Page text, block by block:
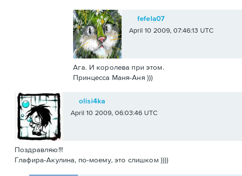
fefela07
April 10 2009, 07:46:13 UTC
Ага. И королева при этом.
Принцесса Маня-Аня )))
olisi4ka
April 10 2009, 06:03:46 UTC
Поздравляю!!!
Глафира-Акулина, по-моему, это слишком ))))